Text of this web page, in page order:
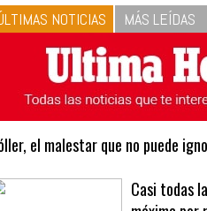
respeta las
Recetas de
ÚLTIMAS NOTICIAS MÁS LEÍDAS